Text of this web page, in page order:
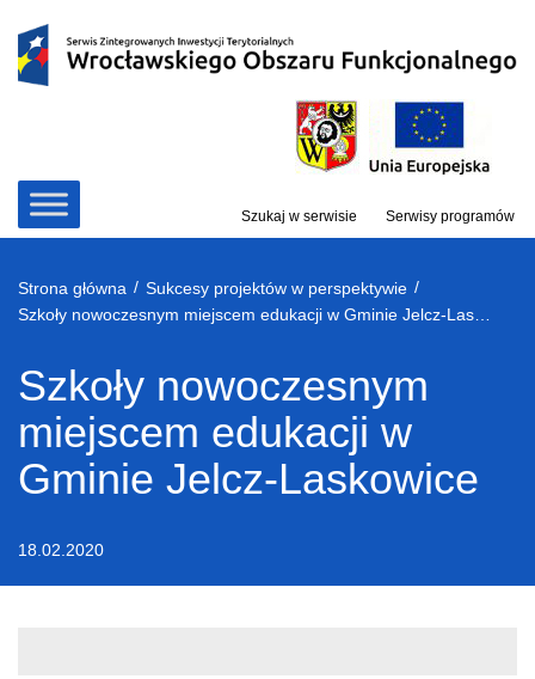
treści
Szukaj w serwisie Serwisy programów
Strona główna / Sukcesy projektów w perspektywie /
Szkoły nowoczesnym
miejscem edukacji w
Gminie Jelcz-Laskowice
18.02.2020